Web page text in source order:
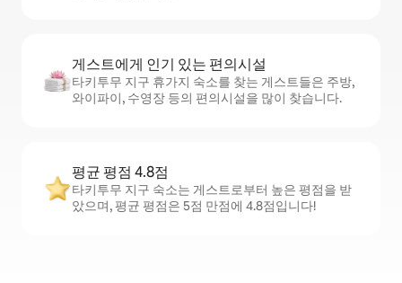
게스트에게 인기 있는 편의시설
타키투무 지구 휴가지 숙소를 찾는 게스트들은 주방,
와이파이, 수영장 등의 편의시설을 많이 찾습니다.
평균 평점 4.8점
타키투무 지구 숙소는 게스트로부터 높은 평점을 받
았으며, 평균 평점은 5점 만점에 4.8점입니다!